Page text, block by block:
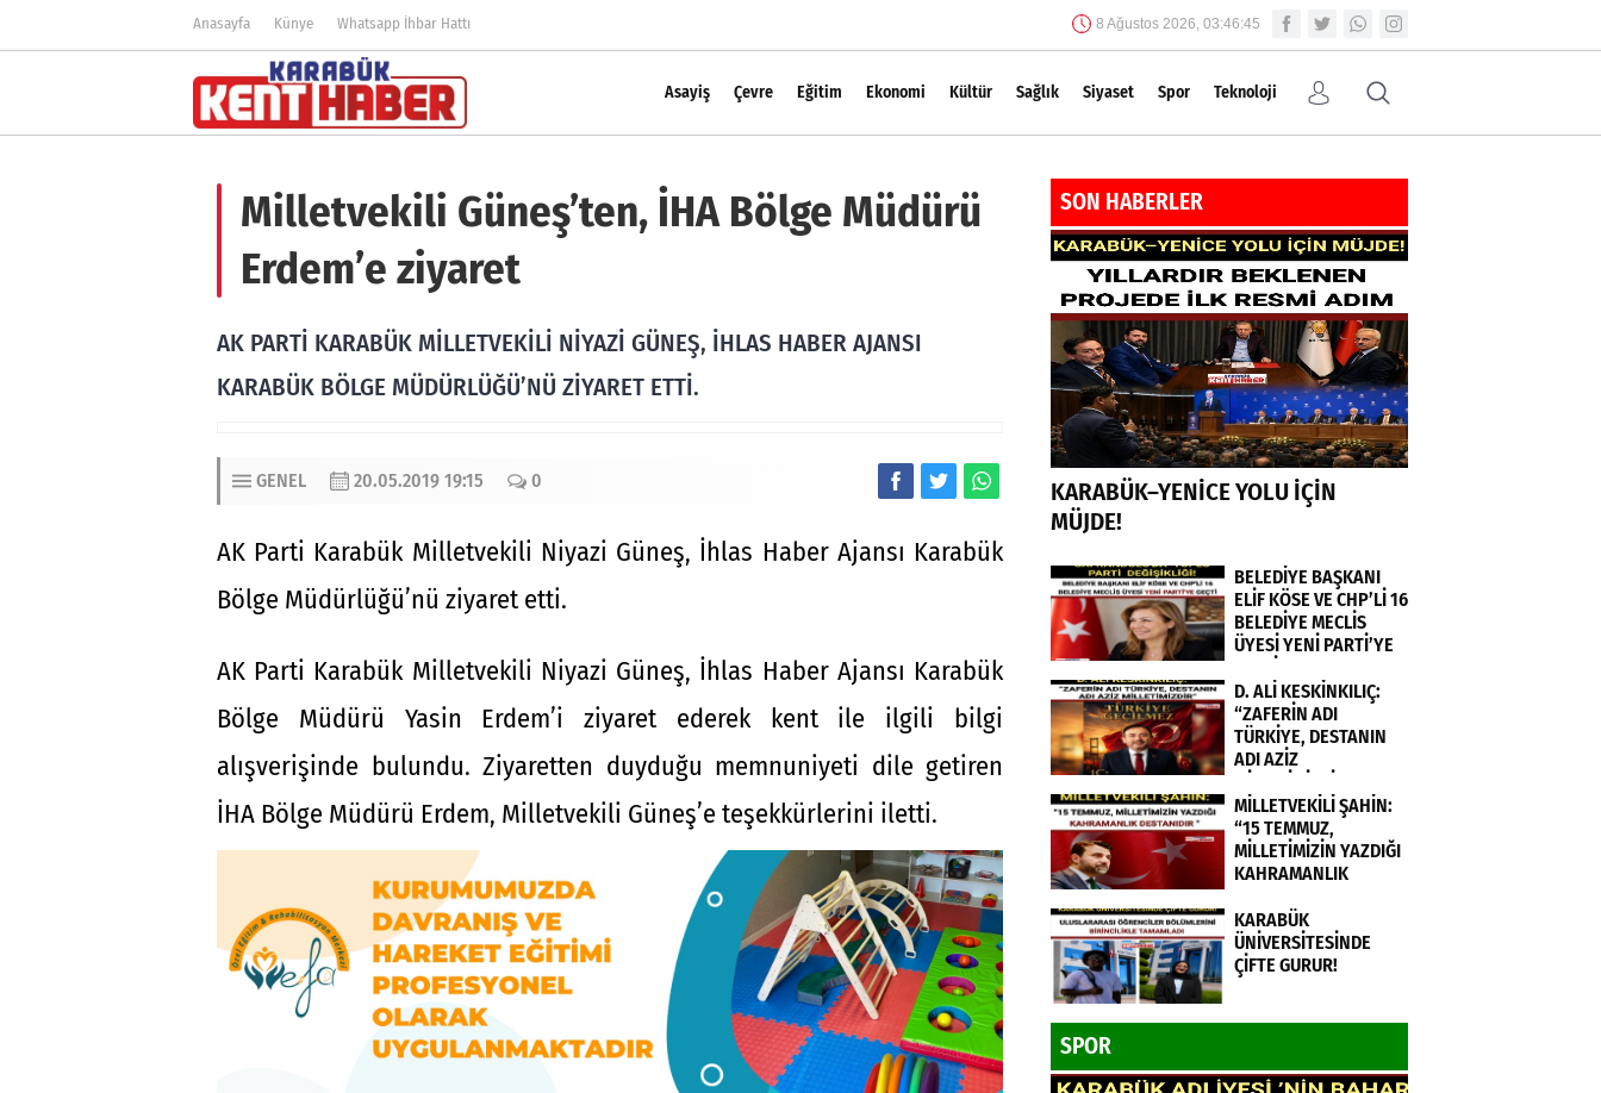
Anasayfa Künye Whatsapp İhbar Hattı 8 Ağustos 2026, 03:46:45
Asayiş Çevre Eğitim Ekonomi Kültür Sağlık Siyaset Spor Teknoloji
Milletvekili Güneş’ten, İHA Bölge Müdürü
Erdem’e ziyaret
AK PARTİ KARABÜK MİLLETVEKİLİ NİYAZİ GÜNEŞ, İHLAS HABER AJANSI
KARABÜK BÖLGE MÜDÜRLÜĞÜ’NÜ ZİYARET ETTİ.
GENEL 20.05.2019 19:15 0
AK Parti Karabük Milletvekili Niyazi Güneş, İhlas Haber Ajansı Karabük
Bölge Müdürlüğü’nü ziyaret etti.
AK Parti Karabük Milletvekili Niyazi Güneş, İhlas Haber Ajansı Karabük
Bölge Müdürü Yasin Erdem’i ziyaret ederek kent ile ilgili bilgi
alışverişinde bulundu. Ziyaretten duyduğu memnuniyeti dile getiren
İHA Bölge Müdürü Erdem, Milletvekili Güneş’e teşekkürlerini iletti.
SON HABERLER
KARABÜK–YENİCE YOLU İÇİN
MÜJDE!
BELEDİYE BAŞKANI
ELİF KÖSE VE CHP’Lİ 16
BELEDİYE MECLİS
ÜYESİ YENİ PARTİ’YE
D. ALİ KESKİNKILIÇ:
“ZAFERİN ADI
TÜRKİYE, DESTANIN
ADI AZİZ
MİLLETVEKİLİ ŞAHİN:
“15 TEMMUZ,
MİLLETİMİZİN YAZDIĞI
KAHRAMANLIK
KARABÜK
ÜNİVERSİTESİNDE
ÇİFTE GURUR!
SPOR